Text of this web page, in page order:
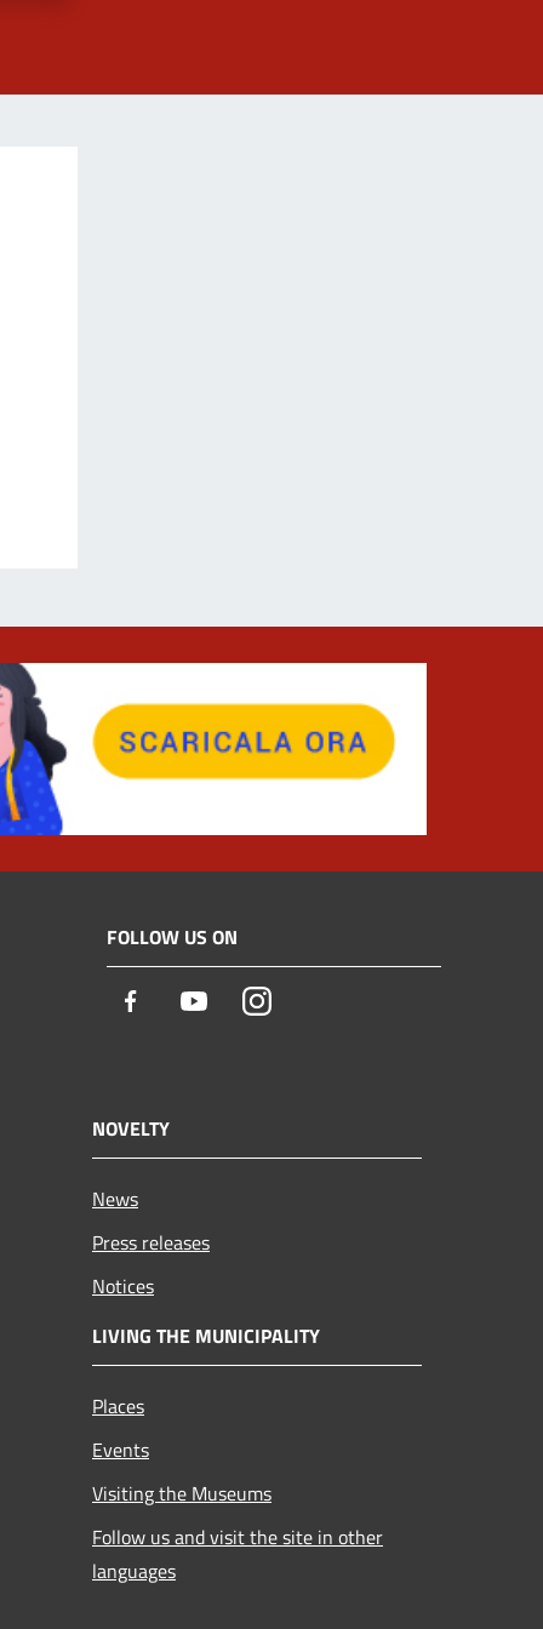
FOLLOW US ON
Facebook YoutubeInstagram
NOVELTY
News
Press releases
Notices
LIVING THE MUNICIPALITY
Places
Events
Visiting the Museums
Follow us and visit the site in other
languages